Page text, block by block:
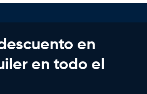
en
en todo el